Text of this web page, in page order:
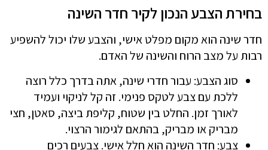
בחירת הצבע הנכון לקיר חדר השינה
חדר שינה הוא מקום מפלט אישי, והצבע שלו יכול להשפיע
רבות על מצב הרוח והשינה של האדם.
סוג הצבע: עבור חדרי שינה, אתה בדרך כלל רוצה
ללכת עם צבע לטקס פנימי. זה קל לניקוי ועמיד
לאורך זמן. החלט בין שטוח, קליפת ביצה, סאטן, חצי
מבריק או מבריק, בהתאם לגימור הרצוי.
צבע: חדר השינה הוא חלל אישי. צבעים רכים